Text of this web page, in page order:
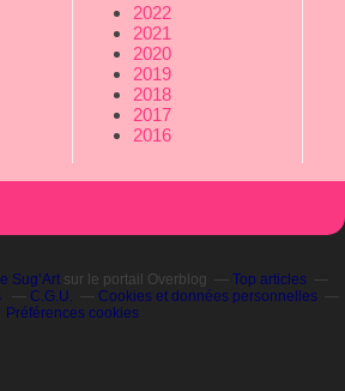
2022
2021
2020
2019
2018
2017
2016
Sug’Art sur le portail Overblog
Top articles
C.G.U.
Cookies et données personnelles
Préférences cookies